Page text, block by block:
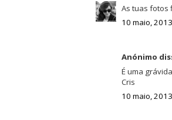
As tuas fotos
10 maio,
Anónimo
É uma
Cris
10 maio,